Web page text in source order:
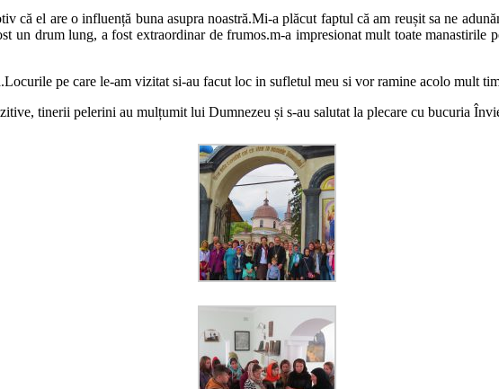
că el are o influență buna asupra noastră.Mi-a plăcut faptul că am reușit sa ne
un drum lung, a fost extraordinar de frumos.m-a impresionat mult toate manastirile
pe care le-am vizitat si-au facut loc in sufletul meu si vor ramine acolo mult
tinerii pelerini au mulțumit lui Dumnezeu și s-au salutat la plecare cu bucuria